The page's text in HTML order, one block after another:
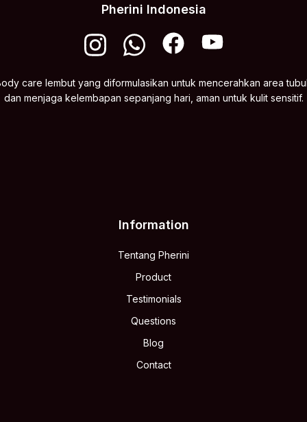
Pherini Indonesia
care lembut yang diformulasikan untuk mencerahkan area
dan menjaga kelembapan sepanjang hari, aman untuk kulit sensitif.
Information
Tentang Pherini
Product
Testimonials
Questions
Blog
Contact